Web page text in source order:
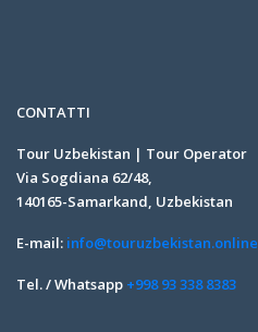
CONTATTI
Tour Uzbekistan | Tour Operator
Via Sogdiana 62/48,
140165-Samarkand, Uzbekistan
E-mail: info@touruzbekistan.online
Tel. / Whatsapp +998 93 338 8383